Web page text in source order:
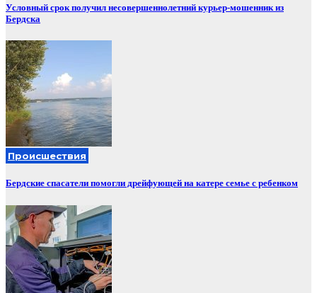
Условный срок получил несовершеннолетний курьер-мошенник из
Бердска
Происшествия
Бердские спасатели помогли дрейфующей на катере семье с ребенком